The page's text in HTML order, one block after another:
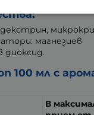
магнезиев
диоксид.
100 мл с
В